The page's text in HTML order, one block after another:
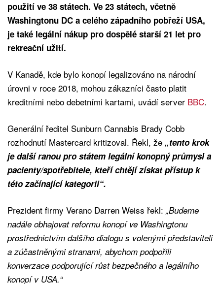
použití ve 38 státech. Ve 23 státech, včetně
Washingtonu DC a celého západního pobřeží USA,
je také legální nákup pro dospělé starší 21 let pro
rekreační užití.
V Kanadě, kde bylo konopí legalizováno na národní
úrovni v roce 2018, mohou zákazníci často platit
kreditními nebo debetními kartami, uvádí server BBC.
Generální ředitel Sunburn Cannabis Brady Cobb
rozhodnutí Mastercard kritizoval. Řekl, že „tento krok
je další ranou pro státem legální konopný průmysl a
pacienty/spotřebitele, kteří chtějí získat přístup k
této začínající kategorii“.
Prezident firmy Verano Darren Weiss řekl: „Budeme
nadále obhajovat reformu konopí ve Washingtonu
prostřednictvím dalšího dialogu s volenými představiteli
a zúčastněnými stranami, abychom podpořili
konverzace podporující růst bezpečného a legálního
konopí v USA.“